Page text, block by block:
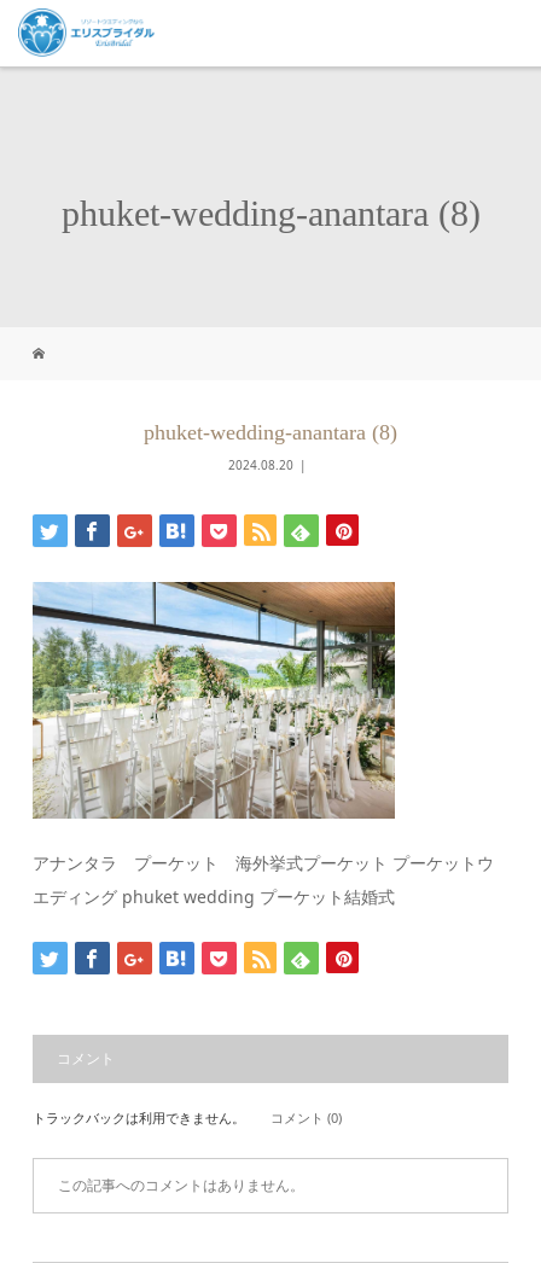
phuket-wedding-anantara (8)
phuket-wedding-anantara (8)
2024.08.20
アナンタラ プーケット 海外挙式プーケット プーケットウ
エディング phuket wedding プーケット結婚式
コメント
トラックバックは利用できません。 コメント (0)
この記事へのコメントはありません。